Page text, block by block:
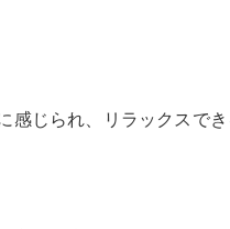
感じられ、リラックスで